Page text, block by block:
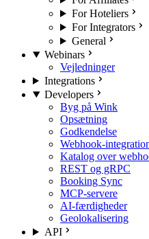
For Hoteliers
For Integrators
General
Webinars
Vejledninger
Integrations
Developers
Byg på Wink
Opsætning
Godkendelse
Webhook-
Katalog over
REST og gRPC
Booking Sync
MCP-servere
AI-færdigheder
Geolokalisering
API